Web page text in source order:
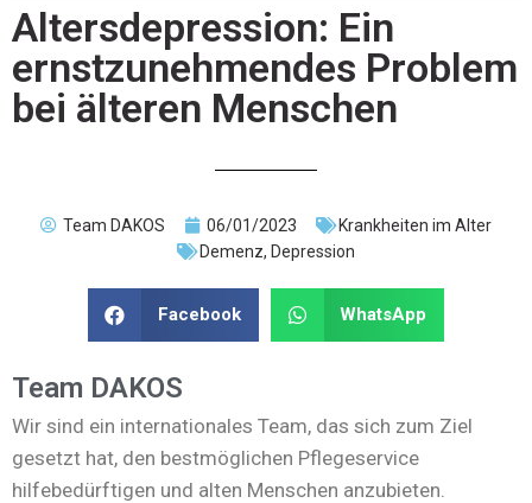
Altersdepression: Ein
ernstzunehmendes Problem
bei älteren Menschen
Team DAKOS 06/01/2023
Krankheiten im Alter
Demenz, Depression
Facebook WhatsApp
Team DAKOS
Wir sind ein internationales Team, das sich zum Ziel
gesetzt hat, den bestmöglichen Pflegeservice
hilfebedürftigen und alten Menschen anzubieten.